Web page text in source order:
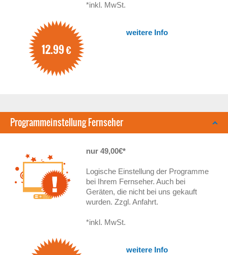
*inkl. MwSt.
12.99€
weitere Info
Programmeinstellung Fernseher
nur 49,00€*
Logische Einstellung der Programme
bei Ihrem Fernseher. Auch bei
Geräten, die nicht bei uns gekauft
wurden. Zzgl. Anfahrt.
*inkl. MwSt.
weitere Info